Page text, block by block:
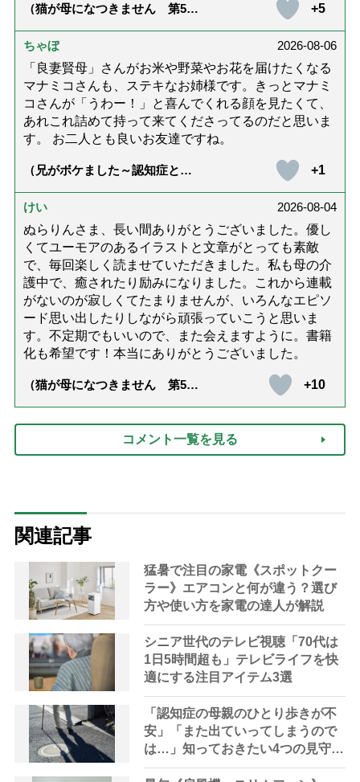
（猫が母になつきません 第500
+5
ちゃぼ
2026-08-06
「良妻賢母」さんがお米や野菜やお花を届けたくなる
マナミコさんも、ステキなお姉様です。きっとマナミ
コさんが「うわー！」と喜んでくれる顔を見たくて、
あれこれ詰めて持って来てくださってるのだと思いま
す。 お二人とも良いお友達ですね。
（兄がボケました～認知症と介
達』が届きました」）
+1
けい
2026-08-04
ぬらりんさま、長い間ありがとうございました。優し
くてユーモアのあるイラストと文章がとっても素敵
で、毎回楽しく読ませていただきました。私も母の介
護中で、癒されたり励みになりました。これから連載
がないのが寂しくてたまりませんが、いろんなエピソ
ード思い出したりしながら頑張っていこうと思いま
す。不定期でもいいので、また会えますように。書籍
化も希望です！本当にありがとうございました。
（猫が母になつきません 第500
+10
コメント一覧を見る
関連記事
猛暑で注目の家電《スポットクー
ラー》エアコンと何が違う？選び
方や使い方を家電の達人が解説
シニア世代のテレビ視聴「70代は
1日5時間超も」テレビライフを快
適にする注目アイテム3選
「認知症の母親のひとり歩きが不
安」「また出ていってしまうので
は…」知っておきたい4つの見守り
方法やサービスを専門家が解説